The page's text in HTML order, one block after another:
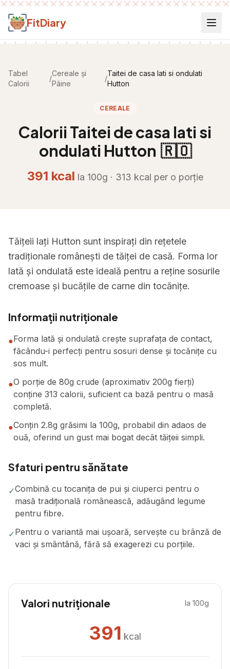
Salt la conținut
FitDiary
Tabel
Calorii
/
Cereale și
Pâine
/
Taitei de casa lati si ondulati
Hutton
CEREALE
Calorii Taitei de casa lati si
ondulati Hutton 🇷🇴
391 kcal la 100g · 313 kcal per o porție
Tăițeii lați Hutton sunt inspirați din rețetele
tradiționale românești de tăiței de casă. Forma lor
lată și ondulată este ideală pentru a reține sosurile
cremoase și bucățile de carne din tocănițe.
Informații nutriționale
●Forma lată și ondulată crește suprafața de contact,
făcându-i perfecți pentru sosuri dense și tocănițe cu
sos mult.
●O porție de 80g crude (aproximativ 200g fierți)
conține 313 calorii, suficient ca bază pentru o masă
completă.
●Conțin 2.8g grăsimi la 100g, probabil din adaos de
ouă, oferind un gust mai bogat decât tăițeii simpli.
Sfaturi pentru sănătate
✓Combină cu tocanița de pui și ciuperci pentru o
masă tradițională românească, adăugând legume
pentru fibre.
✓Pentru o variantă mai ușoară, servește cu brânză de
vaci și smântână, fără să exagerezi cu porțiile.
Valori nutriționale la 100g
391 kcal